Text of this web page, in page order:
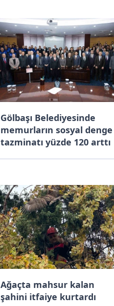
Gölbaşı Belediyesinde
memurların sosyal denge
tazminatı yüzde 120 arttı
Ağaçta mahsur kalan
şahini itfaiye kurtardı